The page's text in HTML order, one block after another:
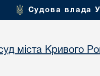
Судова влада
міста Кривого